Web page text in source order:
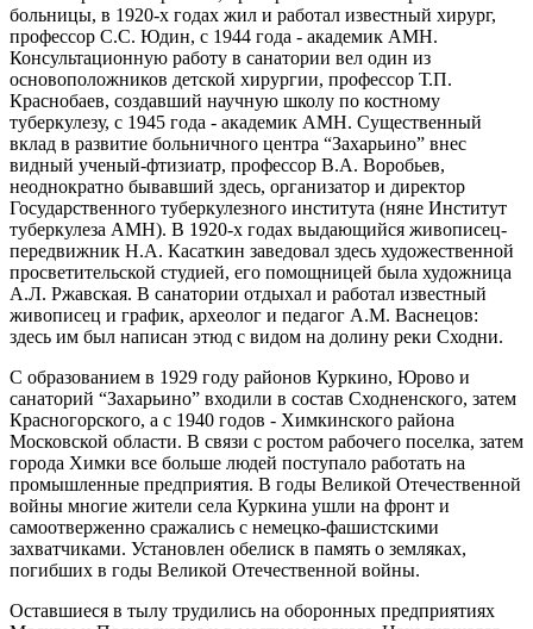
больницы, в 1920-х годах жил и работал известный хирург,
профессор С.С. Юдин, с 1944 года - академик АМН.
Консультационную работу в санатории вел один из
основоположников детской хирургии, профессор Т.П.
Краснобаев, создавший научную школу по костному
туберкулезу, с 1945 года - академик АМН. Существенный
вклад в развитие больничного центра “Захарьино” внес
видный ученый-фтизиатр, профессор В.А. Воробьев,
неоднократно бывавший здесь, организатор и директор
Государственного туберкулезного института (няне Институт
туберкулеза АМН). В 1920-х годах выдающийся живописец-
передвижник Н.А. Касаткин заведовал здесь художественной
просветительской студией, его помощницей была художница
А.Л. Ржавская. В санатории отдыхал и работал известный
живописец и график, археолог и педагог А.М. Васнецов:
здесь им был написан этюд с видом на долину реки Сходни.
С образованием в 1929 году районов Куркино, Юрово и
санаторий “Захарьино” входили в состав Сходненского, затем
Красногорского, а с 1940 годов - Химкинского района
Московской области. В связи с ростом рабочего поселка, затем
города Химки все больше людей поступало работать на
промышленные предприятия. В годы Великой Отечественной
войны многие жители села Куркина ушли на фронт и
самоотверженно сражались с немецко-фашистскими
захватчиками. Установлен обелиск в память о земляках,
погибших в годы Великой Отечественной войны.
Оставшиеся в тылу трудились на оборонных предприятиях